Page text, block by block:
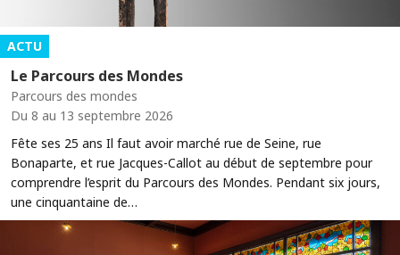
ACTU
Le Parcours des Mondes
Parcours des mondes
Du 8 au 13 septembre 2026
Fête ses 25 ans Il faut avoir marché rue de Seine, rue
Bonaparte, et rue Jacques-Callot au début de septembre pour
comprendre l’esprit du Parcours des Mondes. Pendant six jours,
une cinquantaine de…